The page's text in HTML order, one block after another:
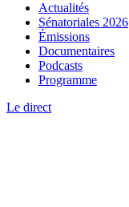
Actualités
Sénatoriales 2026
Émissions
Documentaires
Podcasts
Programme
Le direct